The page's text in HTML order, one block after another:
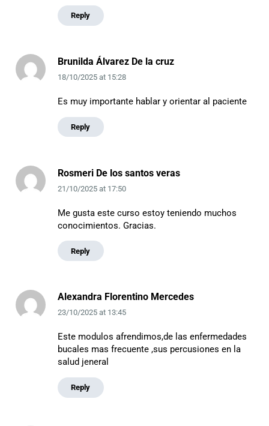
Reply
Brunilda Álvarez De la cruz
18/10/2025at 15:28
Es muy importante hablar y orientar al paciente
Reply
Rosmeri De los santos veras
21/10/2025at 17:50
Me gusta este curso estoy teniendo muchos
conocimientos. Gracias.
Reply
Alexandra Florentino Mercedes
23/10/2025at 13:45
Este modulos afrendimos,de las enfermedades
bucales mas frecuente ,sus percusiones en la
salud jeneral
Reply